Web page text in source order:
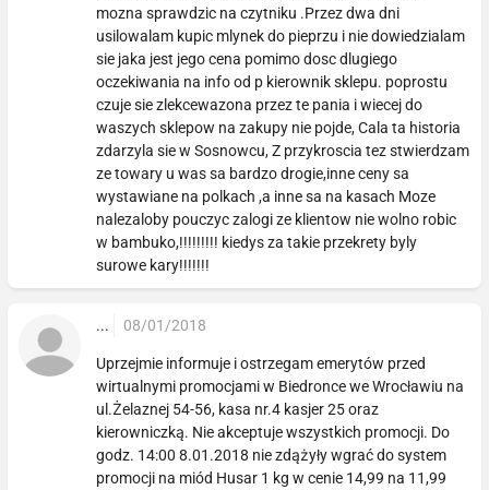
mozna sprawdzic na czytniku .Przez dwa dni
usilowalam kupic mlynek do pieprzu i nie dowiedzialam
sie jaka jest jego cena pomimo dosc dlugiego
oczekiwania na info od p kierownik sklepu. poprostu
czuje sie zlekcewazona przez te pania i wiecej do
waszych sklepow na zakupy nie pojde, Cala ta historia
zdarzyla sie w Sosnowcu, Z przykroscia tez stwierdzam
ze towary u was sa bardzo drogie,inne ceny sa
wystawiane na polkach ,a inne sa na kasach Moze
nalezaloby pouczyc zalogi ze klientow nie wolno robic
w bambuko,!!!!!!!!! kiedys za takie przekrety byly
surowe kary!!!!!!!
... 08/01/2018
Uprzejmie informuje i ostrzegam emerytów przed
wirtualnymi promocjami w Biedronce we Wrocławiu na
ul.Żelaznej 54-56, kasa nr.4 kasjer 25 oraz
kierowniczką. Nie akceptuje wszystkich promocji. Do
godz. 14:00 8.01.2018 nie zdążyły wgrać do system
promocji na miód Husar 1 kg w cenie 14,99 na 11,99